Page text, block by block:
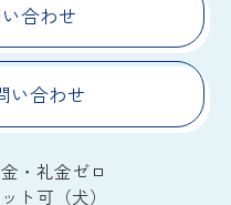
合わせ
い合わせ
・礼金ゼロ
ト可（犬）